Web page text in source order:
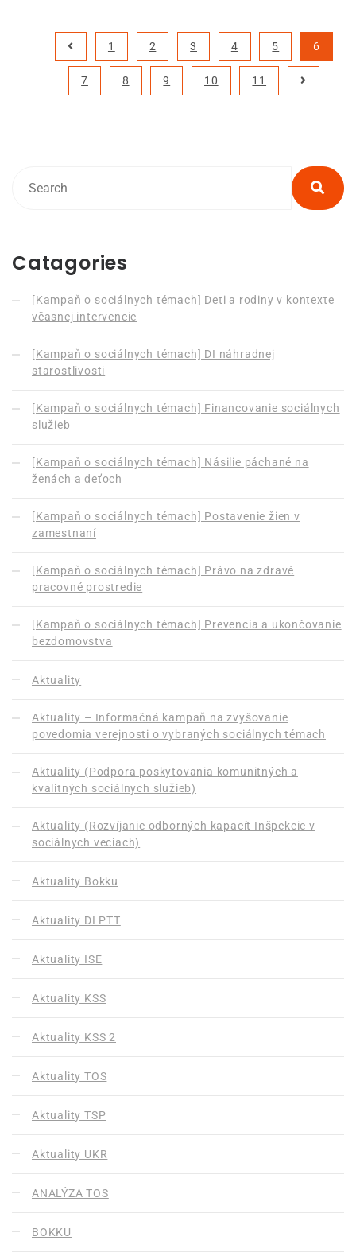
1 2 3 4 5 6
7 8 9 10 11
Catagories
[Kampaň o sociálnych témach] Deti a rodiny v kontexte
včasnej intervencie
[Kampaň o sociálnych témach] DI náhradnej
starostlivosti
[Kampaň o sociálnych témach] Financovanie sociálnych
služieb
[Kampaň o sociálnych témach] Násilie páchané na
ženách a deťoch
[Kampaň o sociálnych témach] Postavenie žien v
zamestnaní
[Kampaň o sociálnych témach] Právo na zdravé
pracovné prostredie
[Kampaň o sociálnych témach] Prevencia a ukončovanie
bezdomovstva
Aktuality
Aktuality – Informačná kampaň na zvyšovanie
povedomia verejnosti o vybraných sociálnych témach
Aktuality (Podpora poskytovania komunitných a
kvalitných sociálnych služieb)
Aktuality (Rozvíjanie odborných kapacít Inšpekcie v
sociálnych veciach)
Aktuality Bokku
Aktuality DI PTT
Aktuality ISE
Aktuality KSS
Aktuality KSS 2
Aktuality TOS
Aktuality TSP
Aktuality UKR
ANALÝZA TOS
BOKKU